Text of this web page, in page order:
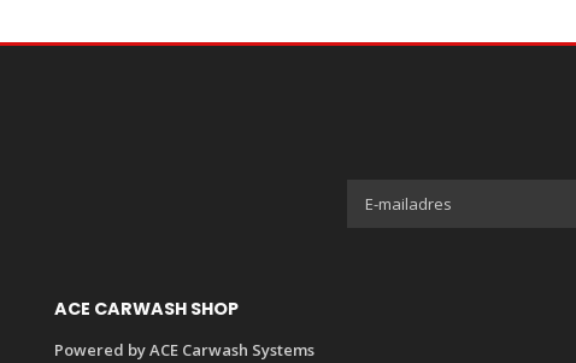
ACE CARWASH SHOP
Powered by ACE Carwash Systems